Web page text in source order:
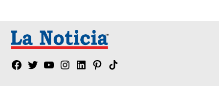
Facebook
TwitterYouTubeInstagram
LinkedinPinterest
Tik